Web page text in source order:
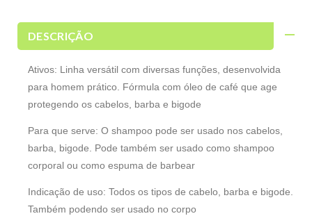
DESCRIÇÃO
Ativos: Linha versátil com diversas funções, desenvolvida
para homem prático. Fórmula com óleo de café que age
protegendo os cabelos, barba e bigode
Para que serve: O shampoo pode ser usado nos cabelos,
barba, bigode. Pode também ser usado como shampoo
corporal ou como espuma de barbear
Indicação de uso: Todos os tipos de cabelo, barba e bigode.
Também podendo ser usado no corpo